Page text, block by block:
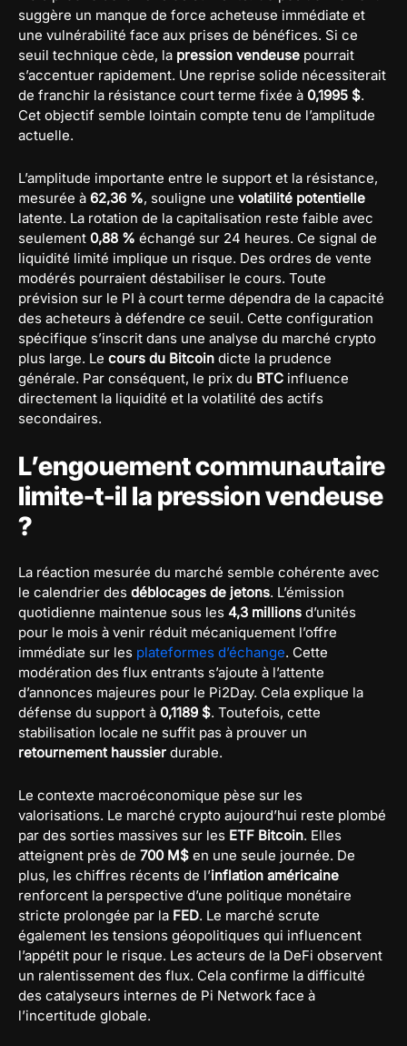
suggère un manque de force acheteuse immédiate et
une vulnérabilité face aux prises de bénéfices. Si ce
seuil technique cède, la pression vendeuse pourrait
s’accentuer rapidement. Une reprise solide nécessiterait
de franchir la résistance court terme fixée à 0,1995 $.
Cet objectif semble lointain compte tenu de l’amplitude
actuelle.
L’amplitude importante entre le support et la résistance,
mesurée à 62,36 %, souligne une volatilité potentielle
latente. La rotation de la capitalisation reste faible avec
seulement 0,88 % échangé sur 24 heures. Ce signal de
liquidité limité implique un risque. Des ordres de vente
modérés pourraient déstabiliser le cours. Toute
prévision sur le PI à court terme dépendra de la capacité
des acheteurs à défendre ce seuil. Cette configuration
spécifique s’inscrit dans une analyse du marché crypto
plus large. Le cours du Bitcoin dicte la prudence
générale. Par conséquent, le prix du BTC influence
directement la liquidité et la volatilité des actifs
secondaires.
L’engouement communautaire
limite-t-il la pression vendeuse
?
La réaction mesurée du marché semble cohérente avec
le calendrier des déblocages de jetons. L’émission
quotidienne maintenue sous les 4,3 millions d’unités
pour le mois à venir réduit mécaniquement l’offre
immédiate sur les plateformes d’échange. Cette
modération des flux entrants s’ajoute à l’attente
d’annonces majeures pour le Pi2Day. Cela explique la
défense du support à 0,1189 $. Toutefois, cette
stabilisation locale ne suffit pas à prouver un
retournement haussier durable.
Le contexte macroéconomique pèse sur les
valorisations. Le marché crypto aujourd’hui reste plombé
par des sorties massives sur les ETF Bitcoin. Elles
atteignent près de 700 M$ en une seule journée. De
plus, les chiffres récents de l’inflation américaine
renforcent la perspective d’une politique monétaire
stricte prolongée par la FED. Le marché scrute
également les tensions géopolitiques qui influencent
l’appétit pour le risque. Les acteurs de la DeFi observent
un ralentissement des flux. Cela confirme la difficulté
des catalyseurs internes de Pi Network face à
l’incertitude globale.